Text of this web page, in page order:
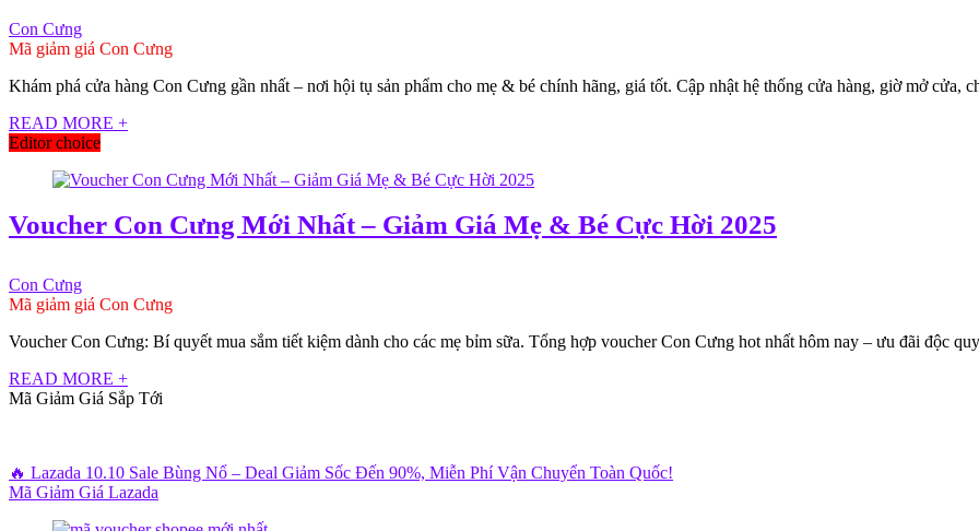
Con Cưng
Mã giảm giá Con Cưng
Khám phá cửa hàng Con Cưng gần nhất – nơi hội tụ sản phẩm cho mẹ & bé chính hãng, giá tốt. Cập nhật hệ thống cửa hàng, giờ mở cửa,
READ MORE +
Editor choice
Voucher Con Cưng Mới Nhất – Giảm Giá Mẹ & Bé Cực Hời 2025
Con Cưng
Mã giảm giá Con Cưng
Voucher Con Cưng: Bí quyết mua sắm tiết kiệm dành cho các mẹ bỉm sữa. Tổng hợp voucher Con Cưng hot nhất hôm nay – ưu đãi độc
READ MORE +
Mã Giảm Giá Sắp Tới
🔥 Lazada 10.10 Sale Bùng Nổ – Deal Giảm Sốc Đến 90%, Miễn Phí Vận Chuyển Toàn Quốc!
Mã Giảm Giá Lazada